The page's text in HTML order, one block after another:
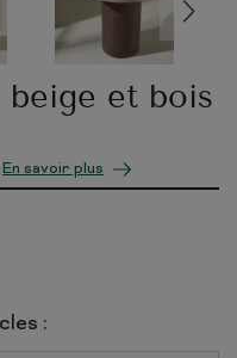
beige et bois
En savoir plus
: